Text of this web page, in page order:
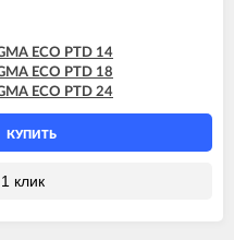
ECO PTD 14
ECO PTD 18
ECO PTD 24
КУПИТЬ
клик